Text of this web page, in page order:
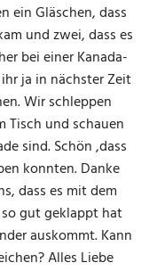
ein Gläschen, dass
und zwei, dass es
bei einer Kanada-
ja in nächster Zeit
Wir schleppen
Tisch und schauen
sind. Schön ,dass
konnten. Danke
dass es mit dem
gut geklappt hat
auskommt. Kann
Alles Liebe